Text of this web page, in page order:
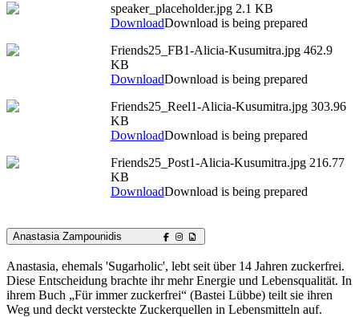
speaker_placeholder.jpg 2.1 KB
DownloadDownload is being prepared
Friends25_FB1-Alicia-Kusumitra.jpg 462.9
KB
DownloadDownload is being prepared
Friends25_Reel1-Alicia-Kusumitra.jpg 303.96
KB
DownloadDownload is being prepared
Friends25_Post1-Alicia-Kusumitra.jpg 216.77
KB
DownloadDownload is being prepared
Anastasia Zampounidis
Anastasia, ehemals 'Sugarholic', lebt seit über 14 Jahren zuckerfrei.
Diese Entscheidung brachte ihr mehr Energie und Lebensqualität. In
ihrem Buch „Für immer zuckerfrei“ (Bastei Lübbe) teilt sie ihren
Weg und deckt versteckte Zuckerquellen in Lebensmitteln auf.